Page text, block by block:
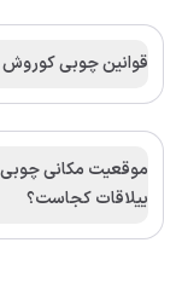
قوانین چوبی کوروش (واحد4) لب رودخانه و جاده ییلاقات چیه؟
ییلاقات کجاست؟